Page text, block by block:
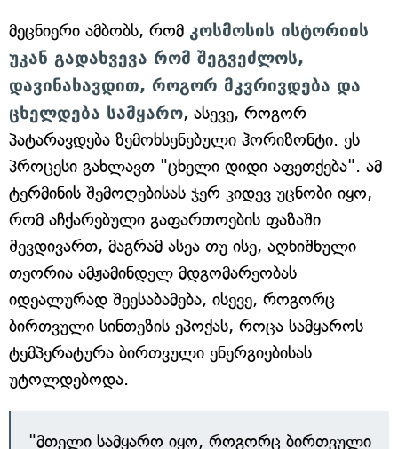
მეცნიერი ამბობს, რომ კოსმოსის ისტორიის
უკან გადახვევა რომ შეგვეძლოს,
დავინახავდით, როგორ მკვრივდება და
ცხელდება სამყარო, ასევე, როგორ
პატარავდება ზემოხსენებული ჰორიზონტი. ეს
პროცესი გახლავთ "ცხელი დიდი აფეთქება". ამ
ტერმინის შემოღებისას ჯერ კიდევ უცნობი იყო,
რომ აჩქარებული გაფართოების ფაზაში
შევდივართ, მაგრამ ასეა თუ ისე, აღნიშნული
თეორია ამჟამინდელ მდგომარეობას
იდეალურად შეესაბამება, ისევე, როგორც
ბირთვული სინთეზის ეპოქას, როცა სამყაროს
ტემპერატურა ბირთვული ენერგიებისას
უტოლდებოდა.
"მთელი სამყარო იყო, როგორც ბირთვული